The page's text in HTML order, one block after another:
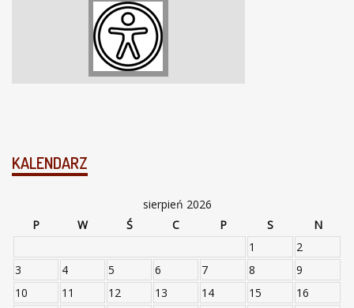
KALENDARZ
sierpień 2026
P
W Ś C P S
N
1
2
3
4 5 6 7 8
9
10
11 12 13 14 15
16